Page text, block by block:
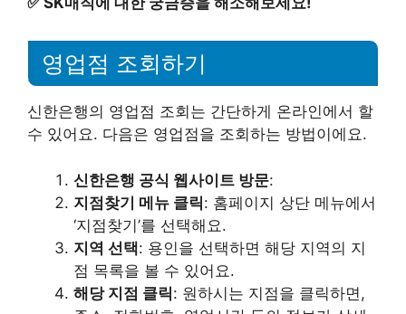
영업점 조회하기
신한은행의 영업점 조회는 간단하게 온라인에서 할
수 있어요. 다음은 영업점을 조회하는 방법이에요.
신한은행 공식 웹사이트 방문:
지점찾기 메뉴 클릭: 홈페이지 상단 메뉴에서
‘지점찾기’를 선택해요.
지역 선택: 용인을 선택하면 해당 지역의 지
점 목록을 볼 수 있어요.
해당 지점 클릭: 원하시는 지점을 클릭하면,